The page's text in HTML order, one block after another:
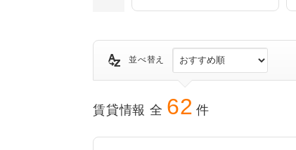
並べ替え
賃貸情報 全 62 件